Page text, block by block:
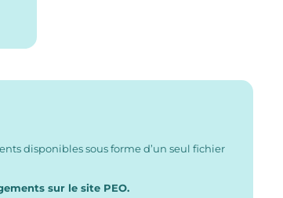
disponibles sous forme d’un seul fichier
sur le site PEO.